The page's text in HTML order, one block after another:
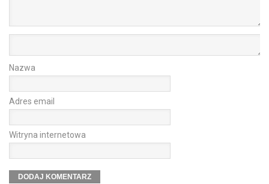
Nazwa
Adres email
Witryna internetowa